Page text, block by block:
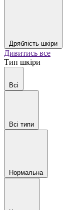
Дряблість шкіри
Дивитись все
Тип шкіри
Всі
Всі типи
Нормальна